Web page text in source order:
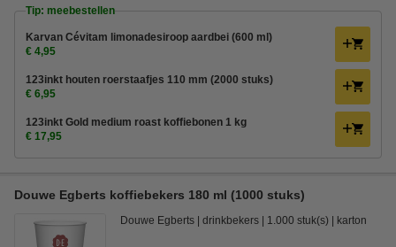
Tip: meebestellen
Karvan Cévitam limonadesiroop aardbei (600 ml)
€ 4,95
123inkt houten roerstaafjes 110 mm (2000 stuks)
€ 6,95
123inkt Gold medium roast koffiebonen 1 kg
€ 17,95
Douwe Egberts koffiebekers 180 ml (1000 stuks)
Douwe Egberts drinkbekers 1.000 stuk(s) karton